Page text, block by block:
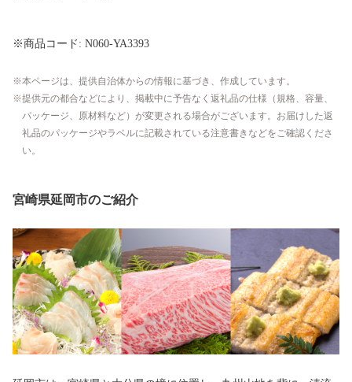
※商品コード: N060-YA3393
本ページは、提供自治体からの情報に基づき、作成しています。
提供元の都合などにより、掲載中に予告なく返礼品の仕様（規格、容量、
パッケージ、原材料など）が変更される場合がございます。お届けした返
礼品のパッケージやラベルに記載されている注意書きなどをご確認くださ
い。
宮崎県延岡市のご紹介